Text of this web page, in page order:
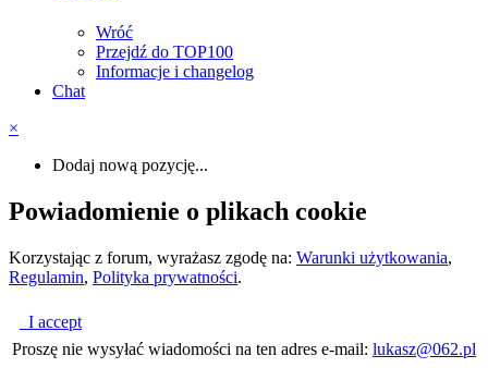
Wróć
Przejdź do TOP100
Informacje i changelog
Chat
×
Dodaj nową pozycję...
Powiadomienie o plikach cookie
Korzystając z forum, wyrażasz zgodę na: Warunki użytkowania,
Regulamin, Polityka prywatności.
I accept
Proszę nie wysyłać wiadomości na ten adres e-mail: lukasz@062.pl